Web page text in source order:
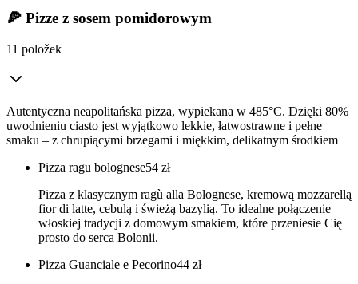
🍕 Pizze z sosem pomidorowym
11 položek
Autentyczna neapolitańska pizza, wypiekana w 485°C. Dzięki 80%
uwodnieniu ciasto jest wyjątkowo lekkie, łatwostrawne i pełne
smaku – z chrupiącymi brzegami i miękkim, delikatnym środkiem
Pizza ragu bolognese54 zł
Pizza z klasycznym ragù alla Bolognese, kremową mozzarellą
fior di latte, cebulą i świeżą bazylią. To idealne połączenie
włoskiej tradycji z domowym smakiem, które przeniesie Cię
prosto do serca Bolonii.
Pizza Guanciale e Pecorino44 zł